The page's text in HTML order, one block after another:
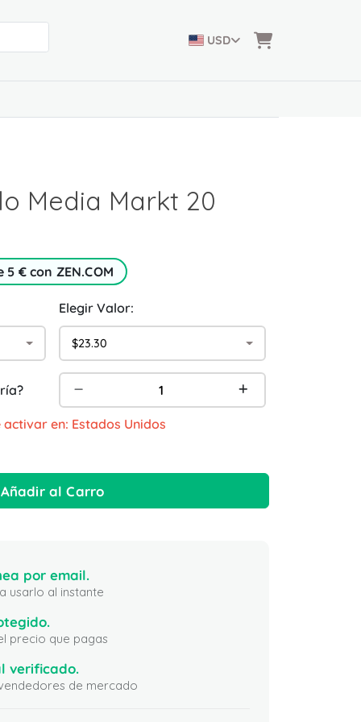
USD
Media Markt 20
5 € con ZEN.COM
Elegir Valor:
$23.30
en: Estados Unidos
Añadir al Carro
por email.
usarlo al instante
precio que pagas
verificado.
de mercado